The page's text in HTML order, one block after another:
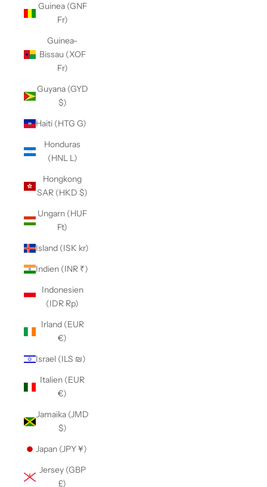
Guinea (GNF
Fr)
Guinea-
Bissau (XOF
Fr)
Guyana (GYD
$)
Haiti (HTG G)
Honduras
(HNL L)
Hongkong
SAR (HKD $)
Ungarn (HUF
Ft)
Island (ISK kr)
Indien (INR ₹)
Indonesien
(IDR Rp)
Irland (EUR
€)
Israel (ILS ₪)
Italien (EUR
€)
Jamaika (JMD
$)
Japan (JPY ¥)
Jersey (GBP
£)